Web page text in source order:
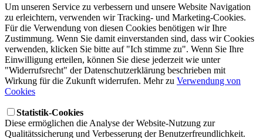
Um unseren Service zu verbessern und unsere Website Navigation
zu erleichtern, verwenden wir Tracking- und Marketing-Cookies.
Für die Verwendung von diesen Cookies benötigen wir Ihre
Zustimmung. Wenn Sie damit einverstanden sind, dass wir Cookies
verwenden, klicken Sie bitte auf "Ich stimme zu". Wenn Sie Ihre
Einwilligung erteilen, können Sie diese jederzeit wie unter
"Widerrufsrecht" der Datenschutzerklärung beschrieben mit
Wirkung für die Zukunft widerrufen. Mehr zu Verwendung von
Cookies
Statistik-Cookies
Diese ermöglichen die Analyse der Website-Nutzung zur
Qualitätssicherung und Verbesserung der Benutzerfreundlichkeit.